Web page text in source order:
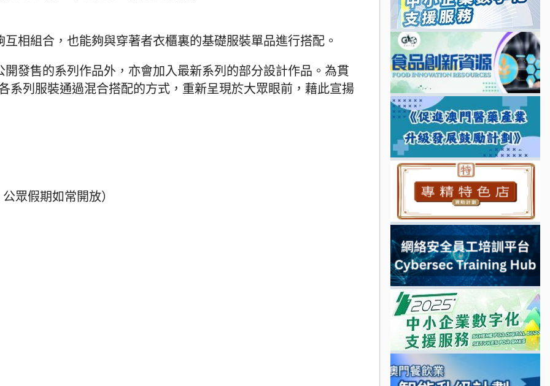
相組合，也能夠與穿著者衣櫃裏的基礎服裝單品進行搭配。
發售的系列作品外，亦會加入最新系列的部分設計作品。為貫
系列服裝通過混合搭配的方式，重新呈現於大眾眼前，藉此宣揚
眾假期如常開放）